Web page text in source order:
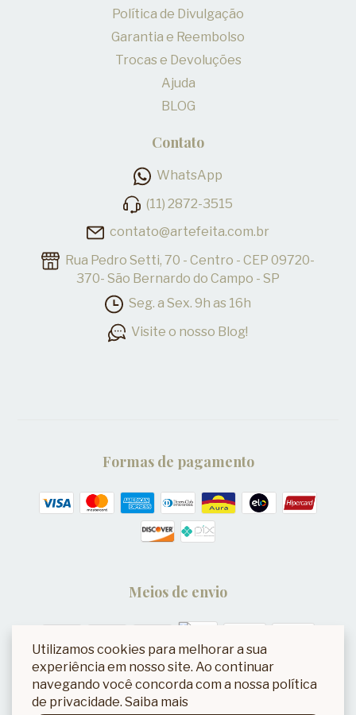
Política de Divulgação
Garantia e Reembolso
Trocas e Devoluções
Ajuda
BLOG
Contato
WhatsApp
(11) 2872-3515
contato@artefeita.com.br
Rua Pedro Setti, 70 - Centro - CEP 09720-
370- São Bernardo do Campo - SP
Seg. a Sex. 9h as 16h
Visite o nosso Blog!
Formas de pagamento
Meios de envio
Utilizamos cookies para melhorar a sua
experiência em nosso site. Ao continuar
navegando você concorda com a nossa política
de privacidade. Saiba mais